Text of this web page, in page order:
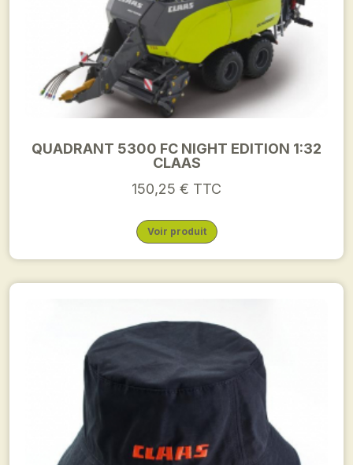
QUADRANT 5300 FC NIGHT EDITION 1:32
CLAAS
150,25 € TTC
Voir produit